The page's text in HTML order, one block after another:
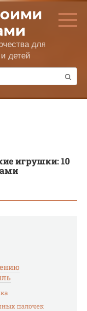
для
детей
игрушки: 10
палочек